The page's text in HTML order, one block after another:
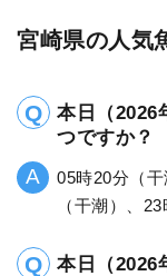
宮崎県の人気
本日（2026
つですか？
05時20分（
（干潮）、
本日（2026